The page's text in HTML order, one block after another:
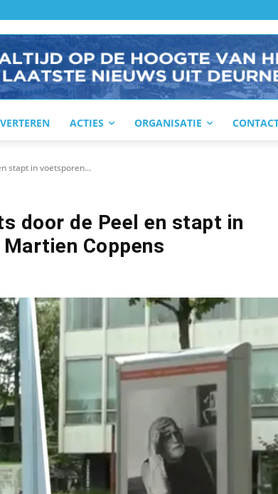
ACTIES ORGANISATIE
stapt in voetsporen...
door de Peel en stapt in
Coppens